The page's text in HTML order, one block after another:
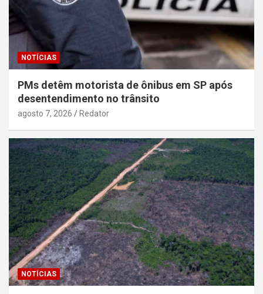
NOTÍCIAS
PMs detêm motorista de ônibus em SP após
desentendimento no trânsito
agosto 7, 2026 Redator
NOTÍCIAS